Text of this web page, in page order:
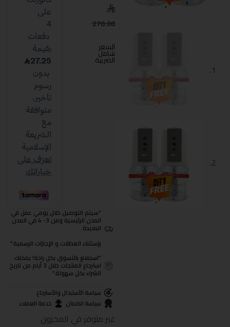
270.00
السعر
شامل
الضريبة
"سيتم التوصيل خلال يومي عمل في
المدن الرئيسية ومن 3- 4 في المدن
البعيدة.
بإستثناء العطلات و الإجازات الرسمية."
"استمتع بالتسوق بكل راحة! يمكنك
استرجاع المنتجات خلال 3 أيام من تاريخ
الشراء بكل سهولة."
سياسة الأستبدال والأسترجاع
سياسة الضمان
خدمة العملاء
غير متوفر في المخزون